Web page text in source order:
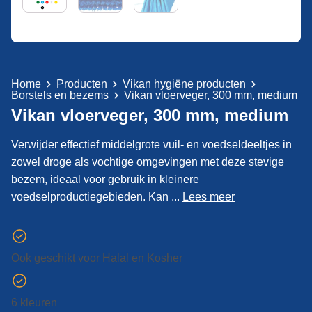
Home Producten
Vikan hygiëne producten
Borstels en bezems
Vikan vloerveger, 300 mm, medium
Vikan vloerveger, 300 mm, medium
Verwijder effectief middelgrote vuil- en voedseldeeltjes in
zowel droge als vochtige omgevingen met deze stevige
bezem, ideaal voor gebruik in kleinere
voedselproductiegebieden. Kan ... Lees meer
Ook geschikt voor Halal en Kosher
6 kleuren